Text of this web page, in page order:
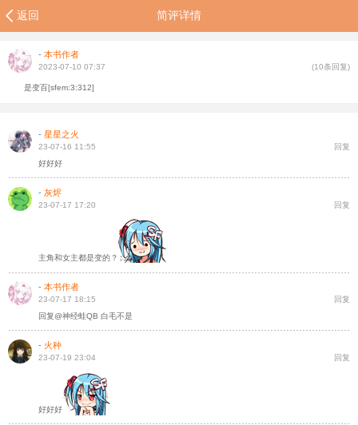
返回 简评详情
- 本书作者
2023-07-10 07:37 (10条回复)
是变百[sfem:3:312]
- 星星之火
23-07-16 11:55
回复
好好好
- 灰烬
23-07-17 17:20 回复
主角和女主都是变的？
- 本书作者
23-07-17 18:15
回复
回复@神经蛙QB 白毛不是
- 火种
23-07-19 23:04 回复
好好好